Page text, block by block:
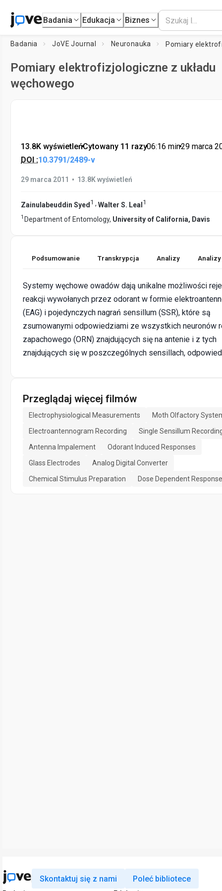
Badania Edukacja Biznes
Badania JoVE Journal Neuronauka
Pomiary elektrofizjologiczne z układu
węchowego
13.8K wyświetleń•Cytowany 11 razy•06:16 min•29 marca
DOI :10.3791/2489-v
29 marca 2011 • 13.8K wyświetleń
Zainulabeuddin Syed 1 , Walter S. Leal 1
1 Department of Entomology, University of California, Davis
Podsumowanie Transkrypcja Analizy
Systemy węchowe owadów dają unikalne możliwości
reakcji wywołanych przez odorant w formie
(EAG) i pojedynczych nagrań sensillum (SSR), które są
zsumowanymi odpowiedziami ze wszystkich neuronów
zapachowego (ORN) znajdujących się na antenie i z tych
znajdujących się w poszczególnych sensillach,
Przeglądaj więcej filmów
Electrophysiological Measurements
Moth Olfactory
Electroantennogram Recording
Single Sensillum
Antenna Impalement
Odorant Induced Responses
Glass Electrodes
Analog Digital Converter
Chemical Stimulus Preparation
Dose Dependent
Skontaktuj się z nami Poleć bibliotece